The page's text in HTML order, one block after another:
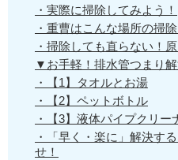
・実際に掃除してみよう！
・重曹はこんな場所の掃
・掃除しても直らない！
▼お手軽！排水管つまり
・【1】タオルとお湯
・【2】ペットボトル
・【3】液体パイプクリー
・「早く・楽に」解決す
せ！